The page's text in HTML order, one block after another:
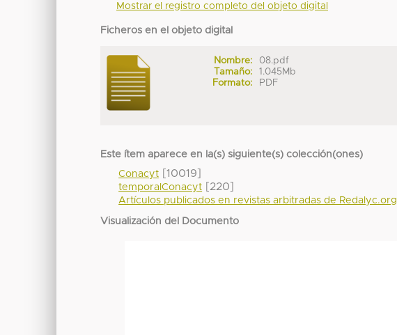
Mostrar el registro completo del objeto digital
Ficheros en el objeto digital
Nombre:
08.pdf
Tamaño:
1.045Mb
Formato:
PDF
Este ítem aparece en la(s) siguiente(s) colección(ones)
Conacyt [10019]
temporalConacyt [220]
Artículos publicados en revistas arbitradas de Redalyc.org
Visualización del Documento